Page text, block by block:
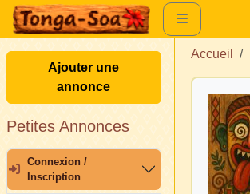
Ajouter une
annonce
Petites Annonces
Connexion /
Inscription
Accueil